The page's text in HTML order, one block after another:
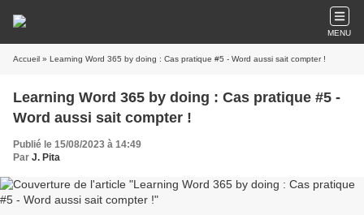
MENU
Accueil » Learning Word 365 by doing : Cas pratique #5 - Word aussi sait compter !
Learning Word 365 by doing : Cas pratique #5 -
Word aussi sait compter !
Publié le 15/08/2023 à 14:49
Par J. Pita